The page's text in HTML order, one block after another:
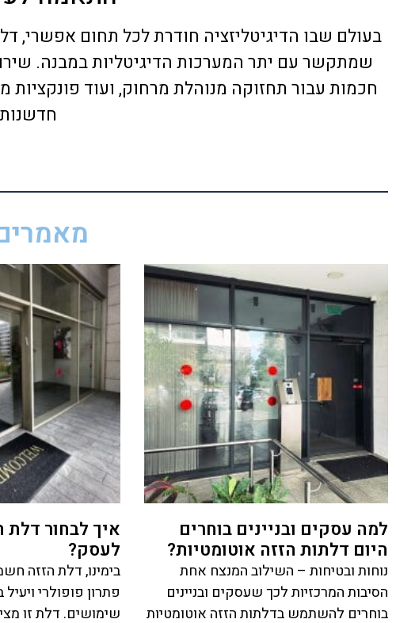
בעולם שבו הדיגיטליזציה חודרת לכל תחום אפשרי,
שמתקשר עם יתר המערכות הדיגיטליות במבנה.
חכמות עבור תחזוקה מנוהלת מרחוק, ועוד
חדשנות
למה עסקים ובניינים בוחרים
היום דלתות הזזה אוטומטיות?
נוחות ובטיחות – השילוב המנצח אחת
הסיבות המרכזיות לכך שעסקים ובניינים
בוחרים להשתמש בדלתות הזזה אוטומטיות
איך לבחור
לעסק?
בימינו, דלת הזזה
פתרון פופולרי
שימושים. דלת זו